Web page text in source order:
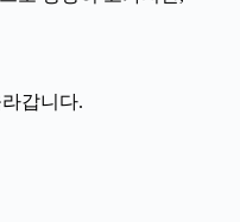
갑니다.